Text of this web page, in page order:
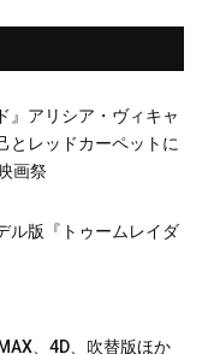
』アリシア・ヴィキャ
とレッドカーペットに
画祭
ル版『トゥームレイダ
、4D、吹替版ほか